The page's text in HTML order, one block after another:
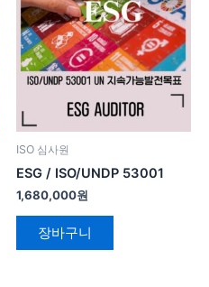
ISO 심사원
ESG / ISO/UNDP 53001
1,680,000원
장바구니